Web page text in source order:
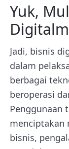
Yuk,
Jadi, bisnis
dalam
berbagai
beroperasi
Penggunaan
menciptakan
bisnis,